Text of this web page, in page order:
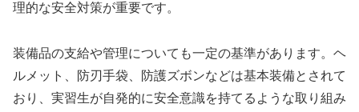
理的な安全対策が重要です。
装備品の支給や管理についても一定の基準があります。ヘ
ルメット、防刃手袋、防護ズボンなどは基本装備とされて
おり、実習生が自発的に安全意識を持てるような取り組み